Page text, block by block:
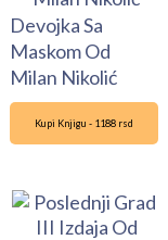
Devojka Sa
Maskom Od
Milan Nikolić
Kupi Knjigu - 1188 rsd